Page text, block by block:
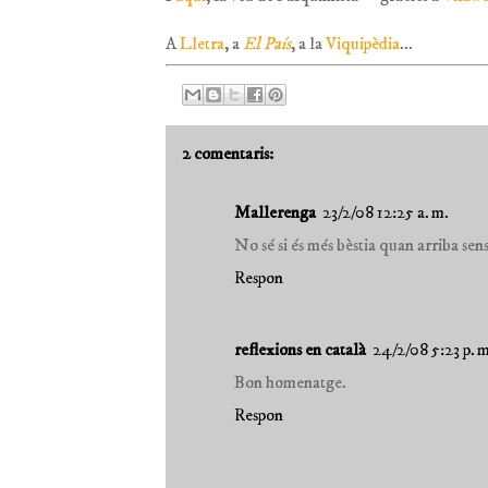
ALletra, aEl País, a laViquipèdia...
2 comentaris:
Mallerenga 23/2/08 12:25 a. m.
No sé si és més bèstia quan arriba
Respon
reflexions en català 24/2/08 5:23 p.
Bon homenatge.
Respon